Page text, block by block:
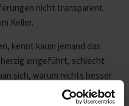
nicht transparent.
Keller.
kennt kaum jemand das
eingeführt, schlecht
sich, warum nichts besser